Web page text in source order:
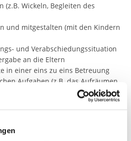
(z.B. Wickeln, Begleiten des
und mitgestalten (mit den Kindern
und Verabschiedungssituation
an die Eltern
in einer eins zu eins Betreuung
Aufgaben (z.B. das Aufräumen
kehren, etc.)
wird sich in den folgenden